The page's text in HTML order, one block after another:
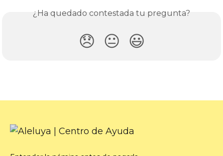
¿Ha quedado contestada tu pregunta?
😞 😐 😃